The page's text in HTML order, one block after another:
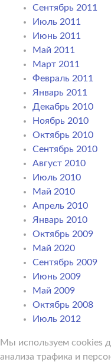
Сентябрь 2011
Июль 2011
Июнь 2011
Май 2011
Март 2011
Февраль 2011
Январь 2011
Декабрь 2010
Ноябрь 2010
Октябрь 2010
Сентябрь 2010
Август 2010
Июль 2010
Май 2010
Апрель 2010
Январь 2010
Октябрь 2009
Май 2020
Сентябрь 2009
Июнь 2009
Май 2009
Октябрь 2008
Июль 2012
Мы используем cookies
анализа трафика и